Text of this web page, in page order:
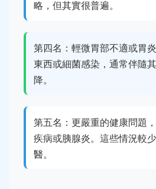
略，但其實很普遍。
第四名：輕微胃部不適或胃
東西或細菌感染，通常伴隨
降。
第五名：更嚴重的健康問題
疾病或胰腺炎。這些情況較
醫。